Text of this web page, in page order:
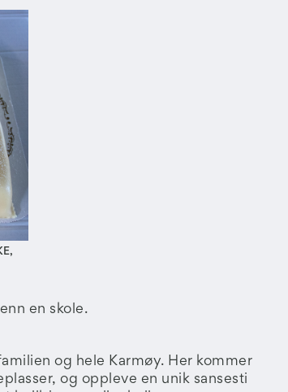
en skole.
og hele Karmøy. Her kommer
og oppleve en unik sansesti